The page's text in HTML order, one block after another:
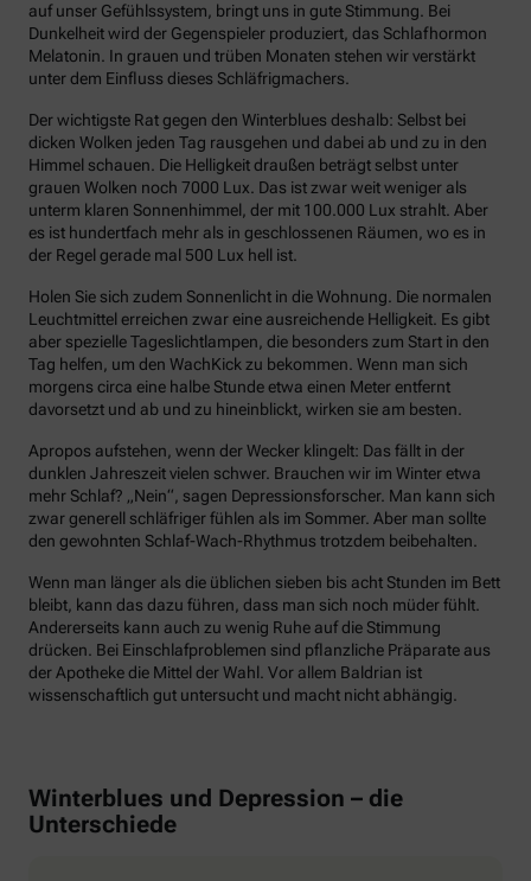
auf unser Gefühlssystem, bringt uns in gute Stimmung. Bei
Dunkelheit wird der Gegenspieler produziert, das Schlafhormon
Melatonin. In grauen und trüben Monaten stehen wir verstärkt
unter dem Einfluss dieses Schläfrigmachers.
Der wichtigste Rat gegen den Winterblues deshalb: Selbst bei
dicken Wolken jeden Tag rausgehen und dabei ab und zu in den
Himmel schauen. Die Helligkeit draußen beträgt selbst unter
grauen Wolken noch 7000 Lux. Das ist zwar weit weniger als
unterm klaren Sonnenhimmel, der mit 100.000 Lux strahlt. Aber
es ist hundertfach mehr als in geschlossenen Räumen, wo es in
der Regel gerade mal 500 Lux hell ist.
Holen Sie sich zudem Sonnenlicht in die Wohnung. Die normalen
Leuchtmittel erreichen zwar eine ausreichende Helligkeit. Es gibt
aber spezielle Tageslichtlampen, die besonders zum Start in den
Tag helfen, um den WachKick zu bekommen. Wenn man sich
morgens circa eine halbe Stunde etwa einen Meter entfernt
davorsetzt und ab und zu hineinblickt, wirken sie am besten.
Apropos aufstehen, wenn der Wecker klingelt: Das fällt in der
dunklen Jahreszeit vielen schwer. Brauchen wir im Winter etwa
mehr Schlaf? „Nein“, sagen Depressionsforscher. Man kann sich
zwar generell schläfriger fühlen als im Sommer. Aber man sollte
den gewohnten Schlaf-Wach-Rhythmus trotzdem beibehalten.
Wenn man länger als die üblichen sieben bis acht Stunden im Bett
bleibt, kann das dazu führen, dass man sich noch müder fühlt.
Andererseits kann auch zu wenig Ruhe auf die Stimmung
drücken. Bei Einschlafproblemen sind pflanzliche Präparate aus
der Apotheke die Mittel der Wahl. Vor allem Baldrian ist
wissenschaftlich gut untersucht und macht nicht abhängig.
Winterblues und Depression – die
Unterschiede